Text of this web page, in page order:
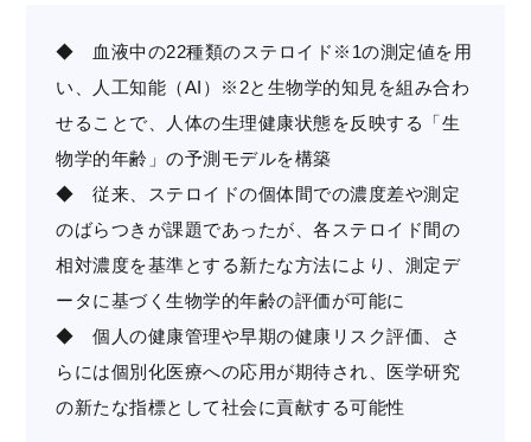
◆ 血液中の22種類のステロイド※1の測定値を用
い、人工知能（AI）※2と生物学的知見を組み合わ
せることで、人体の生理健康状態を反映する「生
物学的年齢」の予測モデルを構築
◆ 従来、ステロイドの個体間での濃度差や測定
のばらつきが課題であったが、各ステロイド間の
相対濃度を基準とする新たな方法により、測定デ
ータに基づく生物学的年齢の評価が可能に
◆ 個人の健康管理や早期の健康リスク評価、さ
らには個別化医療への応用が期待され、医学研究
の新たな指標として社会に貢献する可能性